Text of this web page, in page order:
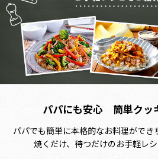
パパにも安心 簡単ク
パパでも簡単に本格的なお料理ができ
焼くだけ、待つだけのお手軽レシ